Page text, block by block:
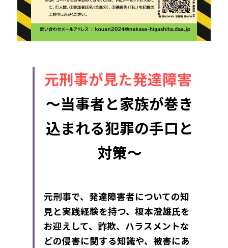
元刑事が見た発達障害
～当事者と家族が巻き
込まれる犯罪の手口と
対策～
元刑事で、発達障害者についての知
見と実践経験を持つ、榎本澄雄氏を
お迎えして、詐欺、ハラスメントな
どの侵害に関する知識や、被害にあ